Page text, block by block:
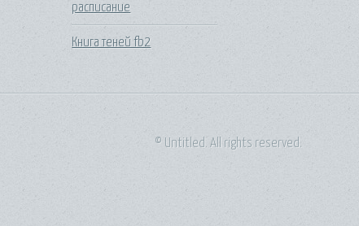
расписание
Книга теней fb2
© Untitled. All rights reserved.